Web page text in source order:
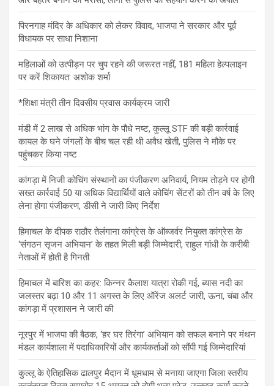
पिरनगाह मंदिर के अधिकार को लेकर विवाद, भाजपा ने सरकार और पूर्व
विधायक पर साधा निशाना
महिलाओं को उत्पीड़न पर चुप रहने की जरूरत नहीं, 181 महिला हेल्पलाइन
पर करें शिकायत: अशोक शर्मा
*शिक्षा मंत्री तीन दिवसीय प्रवास कार्यक्रम जारी
मंडी में 2 लाख से अधिक भांग के पौधे नष्ट, कुल्लू STF की बड़ी कार्रवाई
कायल के घने जंगलों के बीच चल रही थी अवैध खेती, पुलिस ने मौके पर
पहुंचकर किया नष्ट
कांगड़ा में निजी कोचिंग संस्थानों का पंजीकरण अनिवार्य, नियम तोड़ने पर होगी
सख्त कार्रवाई 50 या अधिक विद्यार्थियों वाले कोचिंग सेंटरों को तीन वर्ष के लिए
लेना होगा पंजीकरण, डीसी ने जारी किए निर्देश
हिमाचल के दीपक राठौर तेलंगाना कांग्रेस के ऑब्जर्वर नियुक्त कांग्रेस के
‘संगठन सृजन अभियान’ के तहत मिली बड़ी जिम्मेदारी, राहुल गांधी के करीबी
नेताओं में होती है गिनती
हिमाचल में बारिश का कहर: किन्नर कैलाश यात्रा रोकी गई, ब्यास नदी का
जलस्तर बढ़ा 10 और 11 अगस्त के लिए ऑरेंज अलर्ट जारी, ऊना, चंबा और
कांगड़ा में प्रशासन ने जारी की
नूरपुर में भाजपा की बैठक, ‘हर घर तिरंगा’ अभियान को सफल बनाने पर मंथन
मंडल कार्यशाला में पदाधिकारियों और कार्यकर्ताओं को सौंपी गई जिम्मेदारियां
कुल्लू के ऐतिहासिक ढालपुर मैदान में धूमधाम से मनाया जाएगा जिला स्तरीय